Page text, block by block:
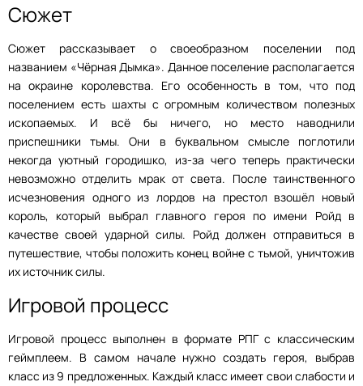
Сюжет
Сюжет рассказывает о своеобразном поселении под
названием «Чёрная Дымка». Данное поселение располагается
на окраине королевства. Его особенность в том, что под
поселением есть шахты с огромным количеством полезных
ископаемых. И всё бы ничего, но место наводнили
приспешники тьмы. Они в буквальном смысле поглотили
некогда уютный городишко, из-за чего теперь практически
невозможно отделить мрак от света. После таинственного
исчезновения одного из лордов на престол взошёл новый
король, который выбрал главного героя по имени Ройд в
качестве своей ударной силы. Ройд должен отправиться в
путешествие, чтобы положить конец войне с тьмой, уничтожив
их источник силы.
Игровой процесс
Игровой процесс выполнен в формате РПГ с классическим
геймплеем. В самом начале нужно создать героя, выбрав
класс из 9 предложенных. Каждый класс имеет свои слабости и